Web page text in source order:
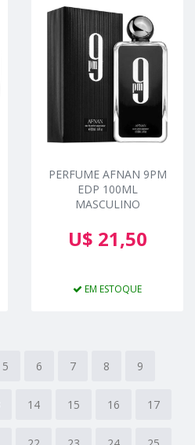
PERFUME AFNAN 9PM
EDP 100ML
MASCULINO
U$ 21,50
EM ESTOQUE
5 6 7 8 9
14 15 16 17